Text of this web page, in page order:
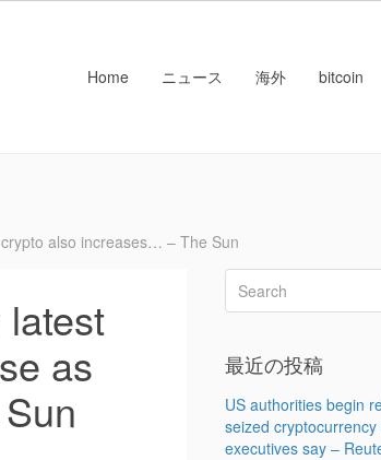
Home ニュース 海外 bitcoin
also increases… – The Sun
as
最近の投稿
US authorities begin
seized
executives say –